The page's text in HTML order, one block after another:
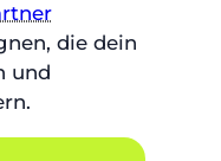
die dein
und